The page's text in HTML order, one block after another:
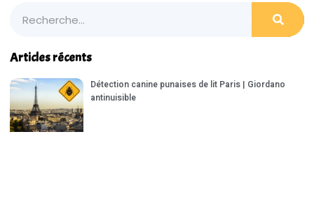
Articles récents
Détection canine punaises de lit Paris | Giordano
antinuisible